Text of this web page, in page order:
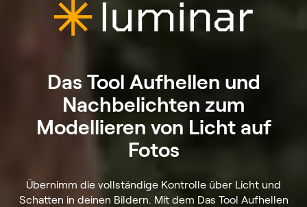
Das Tool Aufhellen und
Nachbelichten zum
Modellieren von Licht auf
Fotos
Übernimm die vollständige Kontrolle über Licht und
Schatten in deinen Bildern. Mit dem Das Tool Aufhellen